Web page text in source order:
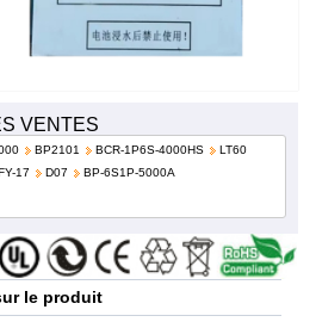
VENTES
BP2101 BCR-1P6S-4000HS
LT60
17 D07 BP-6S1P-5000A
le produit